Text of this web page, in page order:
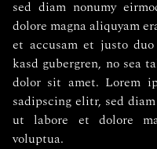
sed diam nonumy
dolore magna aliquyam
et accusam et justo
kasd gubergren, no sea
dolor sit amet. Lorem
sadipscing elitr, sed
ut labore et dolore
voluptua.